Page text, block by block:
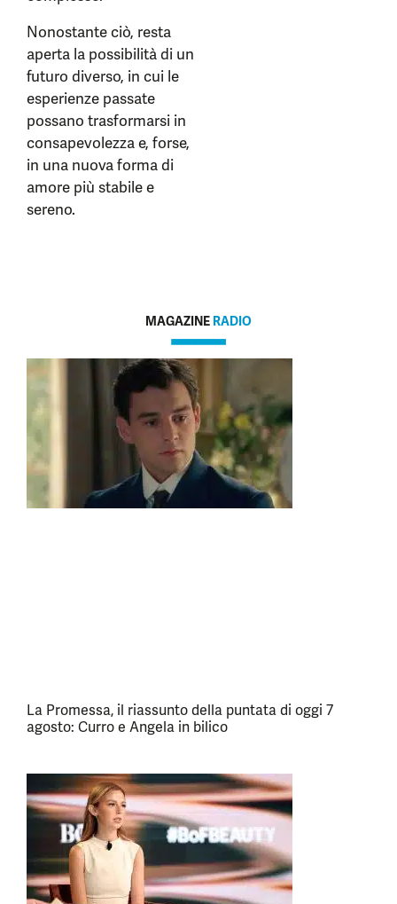
Nonostante ciò, resta
aperta la possibilità di un
futuro diverso, in cui le
esperienze passate
possano trasformarsi in
consapevolezza e, forse,
in una nuova forma di
amore più stabile e
sereno.
MAGAZINE RADIO
La Promessa, il riassunto della puntata di oggi 7
agosto: Curro e Angela in bilico